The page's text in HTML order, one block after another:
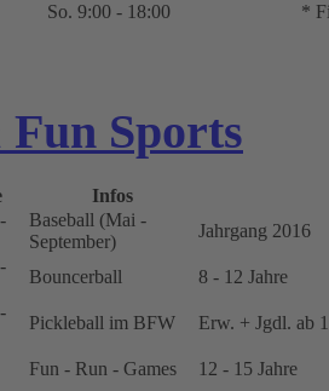
So. 9:00 - 18:00 *
Sports
Infos
Baseball (Mai -
September)
Jahrgang 2016
Bouncerball 8 - 12 Jahre
Pickleball im BFW Erw. + Jgdl. ab
Fun - Run - Games 12 - 15 Jahre